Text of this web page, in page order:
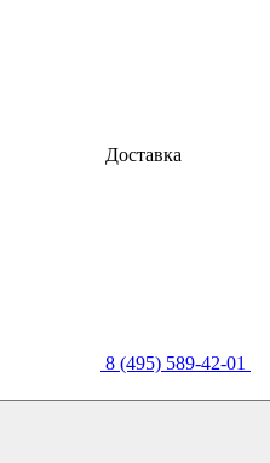
Доставка
8 (495) 589-42-01